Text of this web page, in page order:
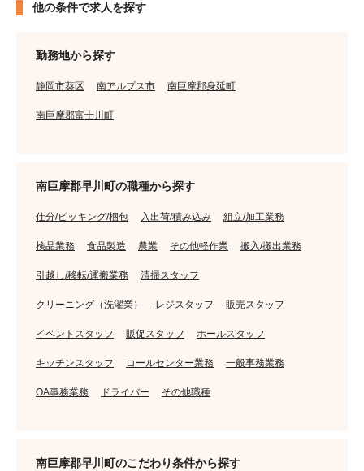
他の条件で求人を探す
勤務地から探す
静岡市葵区 南アルプス市 南巨摩郡身延町
南巨摩郡富士川町
南巨摩郡早川町の職種から探す
仕分/ピッキング/梱包 入出荷/積み込み 組立/加工業務
検品業務 食品製造 農業 その他軽作業 搬入/搬出業務
引越し/移転/運搬業務 清掃スタッフ
クリーニング（洗濯業） レジスタッフ 販売スタッフ
イベントスタッフ 販促スタッフ ホールスタッフ
キッチンスタッフ コールセンター業務 一般事務業務
OA事務業務 ドライバー その他職種
南巨摩郡早川町のこだわり条件から探す